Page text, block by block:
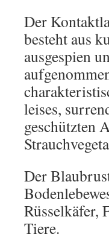
Der
besteht aus
ausgespien
leises,
geschützten
Der
Rüsselkäfer,
Tiere.